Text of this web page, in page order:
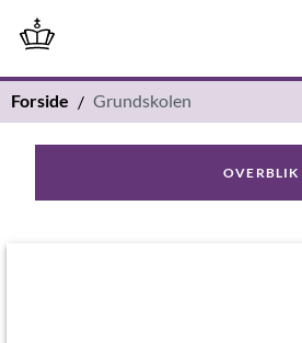
Forside Grundskolen
OVERBLIK